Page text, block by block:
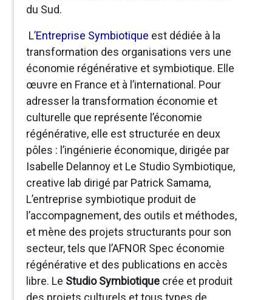
du Sud.
L’Entreprise Symbiotique est dédiée à la
transformation des organisations vers une
économie régénérative et symbiotique. Elle
œuvre en France et à l’international. Pour
adresser la transformation économie et
culturelle que représente l’économie
régénérative, elle est structurée en deux
pôles : l’ingénierie économique, dirigée par
Isabelle Delannoy et Le Studio Symbiotique,
creative lab dirigé par Patrick Samama,
L’entreprise symbiotique produit de
l’accompagnement, des outils et méthodes,
et mène des projets structurants pour son
secteur, tels que l’AFNOR Spec économie
régénérative et des publications en accès
libre. Le Studio Symbiotique crée et produit
des projets culturels et tous types de